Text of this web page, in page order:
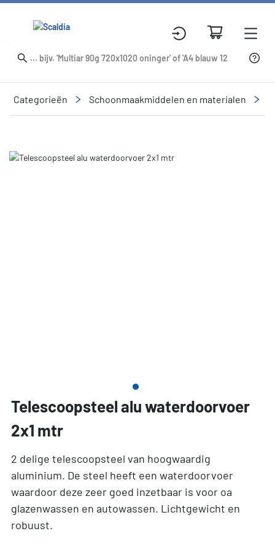
Categorieën Schoonmaakmiddelen en materialen
Slide 1 of 1
Telescoopsteel alu waterdoorvoer
2x1 mtr
2 delige telescoopsteel van hoogwaardig
aluminium. De steel heeft een waterdoorvoer
waardoor deze zeer goed inzetbaar is voor oa
glazenwassen en autowassen. Lichtgewicht en
robuust.